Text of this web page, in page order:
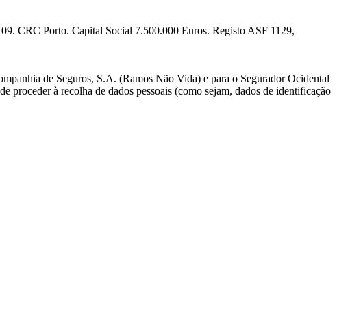
CRC Porto. Capital Social 7.500.000 Euros. Registo ASF 1129,
de Seguros, S.A. (Ramos Não Vida) e para o Segurador Ocidental
proceder à recolha de dados pessoais (como sejam, dados de identificação